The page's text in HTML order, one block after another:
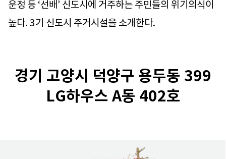
운정 등 ‘선배’ 신도시에 거주하는 주민들의 위기의식이
높다. 3기 신도시 주거시설을 소개한다.
경기 고양시 덕양구 용두동 399
LG하우스 A동 402호